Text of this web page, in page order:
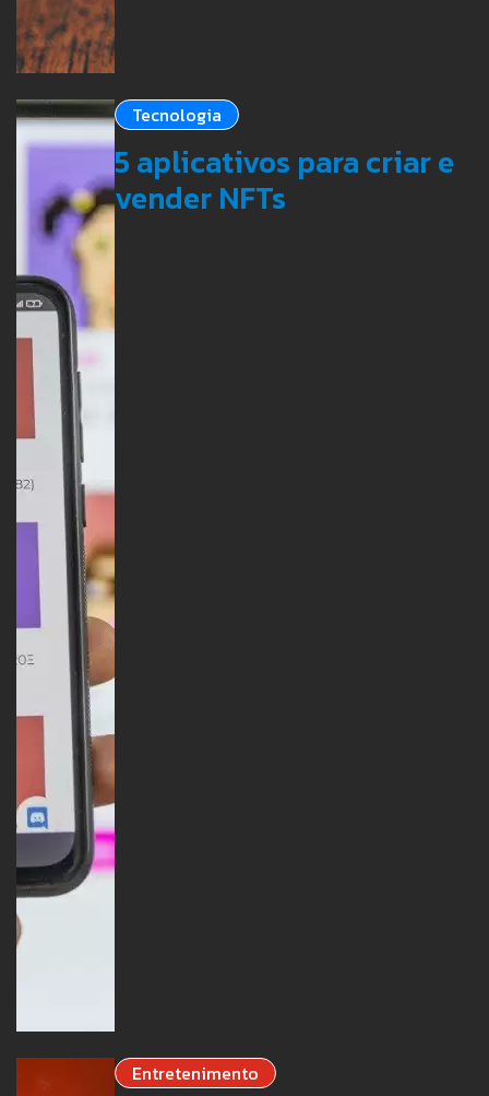
Tecnologia
5 aplicativos para criar e
vender NFTs
Entretenimento